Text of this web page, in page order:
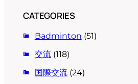
CATEGORIES
Badminton (51)
交流(118)
国際交流(24)